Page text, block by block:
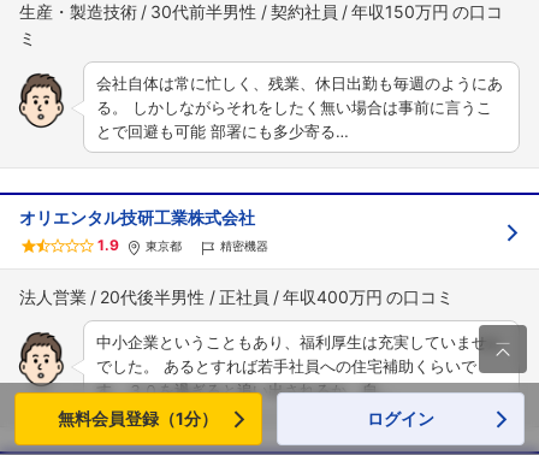
生産・製造技術 30代前半男性 契約社員 年収150万円
会社自体は常に忙しく、残業、休日出勤も毎週のようにあ
る。 しかしながらそれをしたく無い場合は事前に言うこ
とで回避も可能 部署にも多少寄る…
オリエンタル技研工業株式会社
1.9 東京都 精密機器
法人営業 20代後半男性 正社員 年収400万円
中小企業ということもあり、福利厚生は充実していません
でした。 あるとすれば若手社員への住宅補助くらいで
す。３０を過ぎると追い出されるか、自…

無料会員登録（1分） ログイン